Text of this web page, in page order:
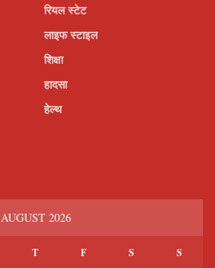
रियल स्टेट
लाइफ स्टाइल
शिक्षा
हादसा
हेल्थ
AUGUST 2026
T F S S